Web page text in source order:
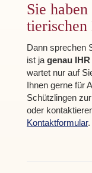
Sie
tierischen
Dann sprechen
ist ja genau
wartet nur auf
Ihnen gerne für
Schützlingen
oder
Kontaktformular.